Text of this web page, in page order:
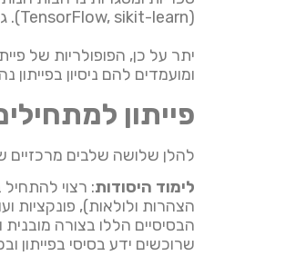
(TensorFlow, sikit-learn). גמישות זו מאפשרת לך לחקור תחומי עניין שונים ולהתאים את Python לצרכים שלך.
ומועמדים להם ניסיון
פייתון
להלן שלושה שלבים מרכזיים
לימוד היסודות
שרוכשים ידע בסיסי בפייתון